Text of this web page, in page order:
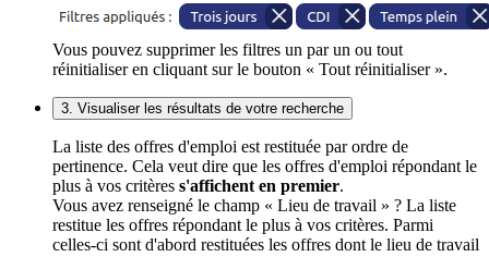
Vous pouvez supprimer les filtres un par un ou tout
réinitialiser en cliquant sur le bouton « Tout réinitialiser ».
3. Visualiser les résultats de votre recherche
La liste des offres d'emploi est restituée par ordre de
pertinence. Cela veut dire que les offres d'emploi répondant le
plus à vos critères s'affichent en premier.
Vous avez renseigné le champ « Lieu de travail » ? La liste
restitue les offres répondant le plus à vos critères. Parmi
celles-ci sont d'abord restituées les offres dont le lieu de travail